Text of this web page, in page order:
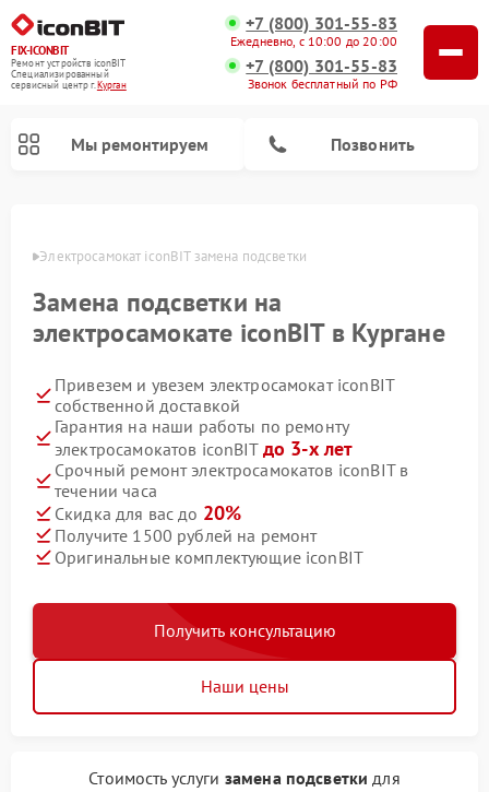
FIX-ICONBIT
Ремонт устройств iconBIT
Специализированный
cервисный центр г.Курган
+7 (800) 301-55-83
Ежедневно, с 10:00 до 20:00
+7 (800) 301-55-83
Звонок бесплатный по РФ
Мы ремонтируем Позвонить
Электросамокат iconBIT замена подсветки
Замена подсветки на
электросамокате iconBIT в Кургане
Привезем и увезем электросамокат iconBIT
собственной доставкой
Гарантия на наши работы по ремонту
электросамокатов iconBIT до 3-х лет
Срочный ремонт электросамокатов iconBIT в
течении часа
Скидка для вас до 20%
Получите 1500 рублей на ремонт
Оригинальные комплектующие iconBIT
Получить консультацию
Наши цены
Стоимость услуги замена подсветки для